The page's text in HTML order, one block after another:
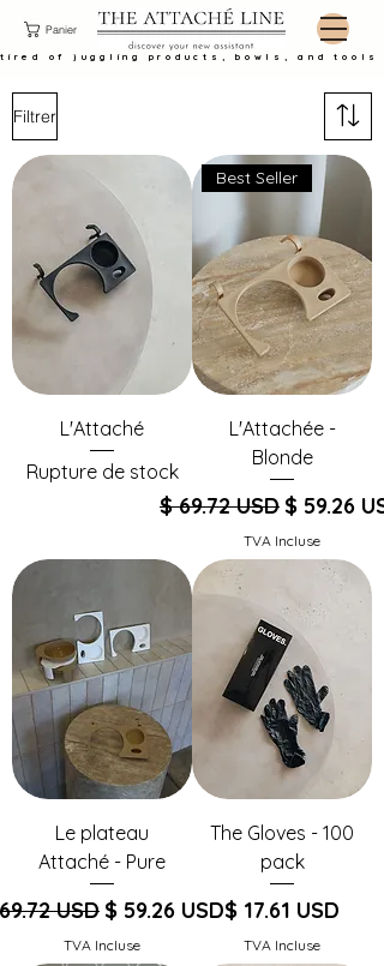
tired of juggling products, bowls, and tools
Panier
Filtrer
L'Attaché
Rupture de stock
Best Seller
L'Attachée -
Blonde
Prix original
$ 69.72 USD Prix
$ 59.26
TVA Incluse
Le plateau
Attaché - Pure
original
USD Prix promotionnel
$ 59.26 USD
TVA Incluse
The Gloves - 100
pack
Prix
$ 17.61 USD
TVA Incluse